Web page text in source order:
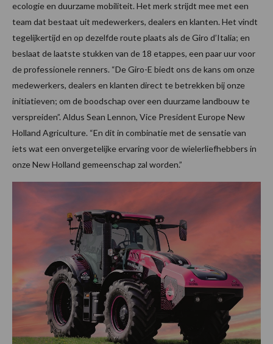
ecologie en duurzame mobiliteit. Het merk strijdt mee met een
team dat bestaat uit medewerkers, dealers en klanten. Het vindt
tegelijkertijd en op dezelfde route plaats als de Giro d’Italia; en
beslaat de laatste stukken van de 18 etappes, een paar uur voor
de professionele renners. “De Giro-E biedt ons de kans om onze
medewerkers, dealers en klanten direct te betrekken bij onze
initiatieven; om de boodschap over een duurzame landbouw te
verspreiden”. Aldus Sean Lennon, Vice President Europe New
Holland Agriculture. “En dit in combinatie met de sensatie van
iets wat een onvergetelijke ervaring voor de wielerliefhebbers in
onze New Holland gemeenschap zal worden.”